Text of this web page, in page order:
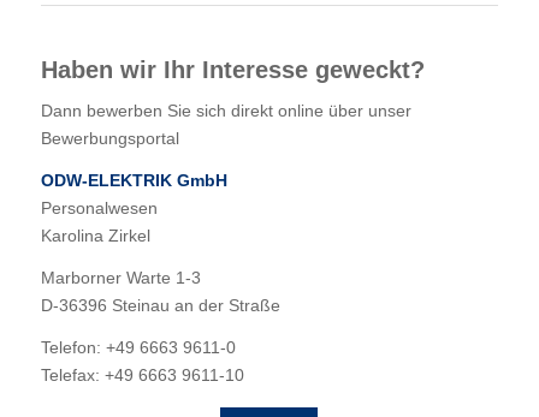
Haben wir Ihr Interesse geweckt?
Dann bewerben Sie sich direkt online über unser
Bewerbungsportal
ODW-ELEKTRIK GmbH
Personalwesen
Karolina Zirkel
Marborner Warte 1-3
D-36396 Steinau an der Straße
Telefon: +49 6663 9611-0
Telefax: +49 6663 9611-10